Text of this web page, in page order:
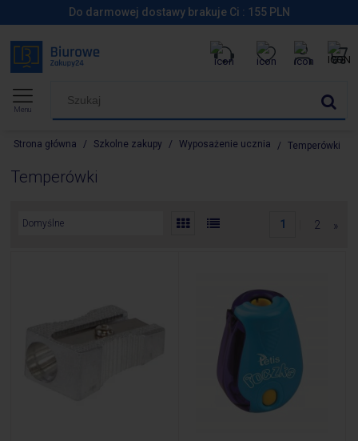
Do darmowej dostawy brakuje Ci : 155PLN
Menu
Strona główna / Szkolne zakupy / Wyposażenie ucznia / Temperówki
Temperówki
1 2 »